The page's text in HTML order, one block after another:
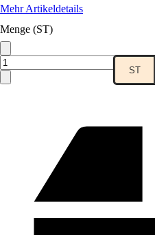
Mehr Artikeldetails
Menge (ST)
ST